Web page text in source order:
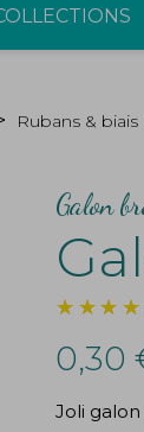
Rubans & biais
Galon
0,30
Joli